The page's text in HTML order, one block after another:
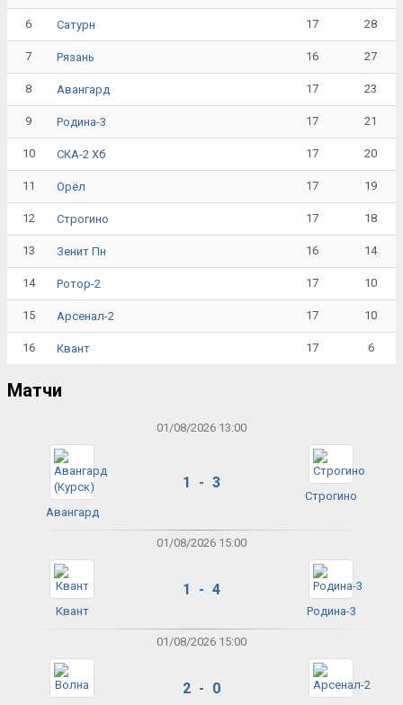
6 Сатурн 17 28
7 Рязань 16 27
8 Авангард 17 23
9 Родина-3 17 21
10 СКА-2 Хб 17 20
11 Орёл 17 19
12 Строгино 17 18
13 Зенит Пн 16 14
14 Ротор-2 17 10
15 Арсенал-2 17 10
16 Квант 17 6
Матчи
01/08/2026 13:00
Авангард
1 - 3
Строгино
01/08/2026 15:00
Квант
1 - 4
Родина-3
01/08/2026 15:00
2 - 0